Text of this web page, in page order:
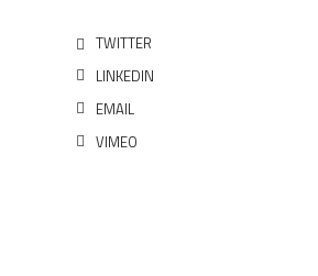
TWITTER
LINKEDIN
EMAIL
VIMEO